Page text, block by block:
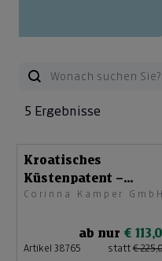
5 Ergebnisse
Kroatisches
Küstenpatent –
Corinna Kamper GmbH
ab nur €
Artikel 38765 statt €